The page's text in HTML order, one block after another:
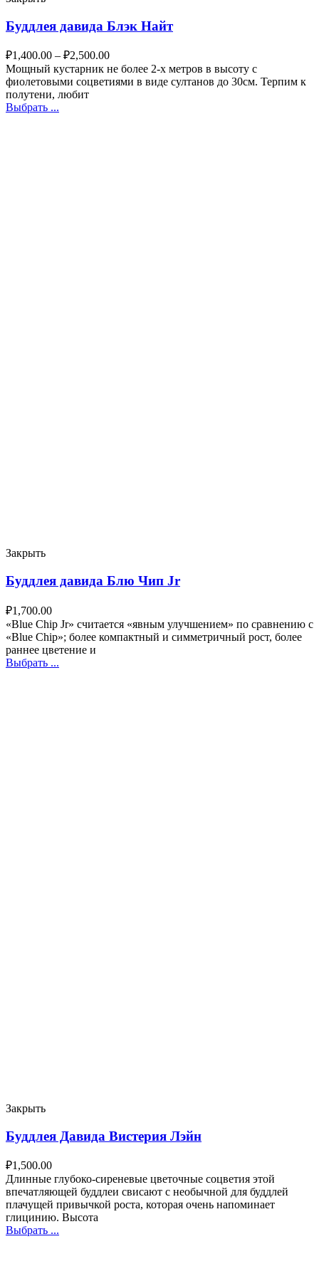
Буддлея давида Блэк Найт
₽1,400.00 – ₽2,500.00
Мощный кустарник не более 2-х метров в высоту с
фиолетовыми соцветиями в виде султанов до 30см. Терпим к
полутени, любит
Выбрать ...
Закрыть
Буддлея давида Блю Чип Jr
₽1,700.00
«Blue Chip Jr» считается «явным улучшением» по сравнению с
«Blue Chip»; более компактный и симметричный рост, более
раннее цветение и
Выбрать ...
Закрыть
Буддлея Давида Вистерия Лэйн
₽1,500.00
Длинные глубоко-сиреневые цветочные соцветия этой
впечатляющей буддлеи свисают с необычной для буддлей
плачущей привычкой роста, которая очень напоминает
глицинию. Высота
Выбрать ...